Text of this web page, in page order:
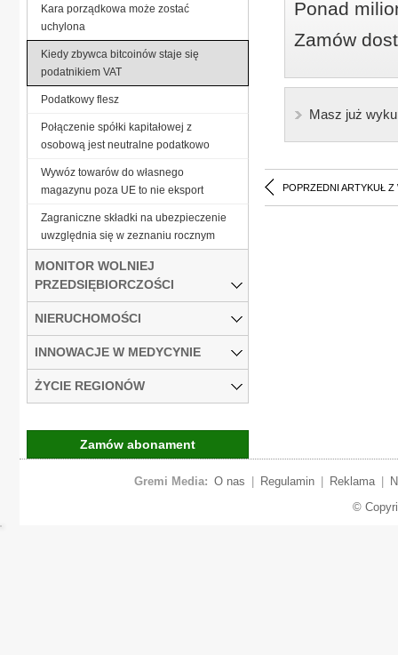
Ponad
Zamów
Masz już
POPRZEDNI ARTYKUŁ Z
Kara porządkowa może zostać
uchylona
Kiedy zbywca bitcoinów staje się
podatnikiem VAT
Podatkowy flesz
Połączenie spółki kapitałowej z
osobową jest neutralne podatkowo
Wywóz towarów do własnego
magazynu poza UE to nie eksport
Zagraniczne składki na ubezpieczenie
uwzględnia się w zeznaniu rocznym
MONITOR WOLNIEJ
PRZEDSIĘBIORCZOŚCI
NIERUCHOMOŚCI
INNOWACJE W MEDYCYNIE
ŻYCIE REGIONÓW
Zamów abonament
Gremi Media: O nas Regulamin Reklama
©